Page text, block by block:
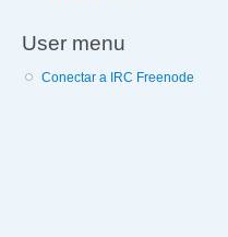
User menu
Conectar a IRC Freenode